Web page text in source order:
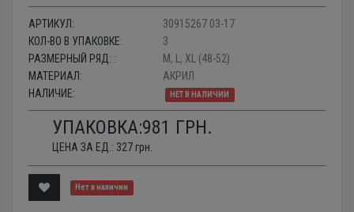
АРТИКУЛ:
30915267 03-17
КОЛ-ВО В УПАКОВКЕ:
3
РАЗМЕРНЫЙ РЯД: :
M, L, XL (48-52)
МАТЕРИАЛ:
АКРИЛ
НАЛИЧИЕ:
НЕТ В НАЛИЧИИ
УПАКОВКА:981 ГРН.
ЦЕНА ЗА ЕД.: 327 грн.
Нет в наличии